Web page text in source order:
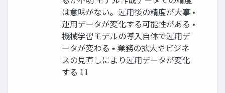
は意味がない。運用後の精度が大事 •
運用データが変化する可能性がある •
機械学習モデルの導入自体で運用デ
ータが変わる • 業務の拡大やビジネ
スの見直しにより運用データが変化
する 11